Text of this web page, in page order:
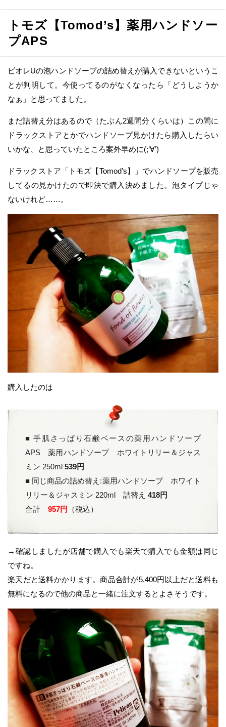
トモズ【Tomod’s】薬用ハンドソー
プAPS
ビオレUの泡ハンドソープの詰め替えが購入できないというこ
とが判明して。今使ってるのがなくなったら「どうしようか
なぁ」と思ってました。
まだ詰替え分はあるので（たぶん2週間分くらいは）この間に
ドラックストアとかでハンドソープ見かけたら購入したらい
いかな、と思っていたところ案外早めに(;’∀’)
ドラックストア「トモズ【Tomod’s】」でハンドソープを販売
してるの見かけたので即決で購入決めました。泡タイプじゃ
ないけれど……。
購入したのは
■ 手肌さっぱり石鹸ベースの薬用ハンドソープ
APS 薬用ハンドソープ ホワイトリリー＆ジャス
ミン 250ml 539円
■ 同じ商品の詰め替え:薬用ハンドソープ ホワイト
リリー＆ジャスミン 220ml 詰替え 418円
合計 957円 （税込）
→確認しましたが店舗で購入でも楽天で購入でも金額は同じ
ですね。
楽天だと送料かかります。商品合計が5,400円以上だと送料も
無料になるので他の商品と一緒に注文するとよさそうです。